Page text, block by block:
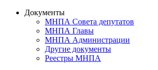
Документы
МНПА Совета депутатов
МНПА Главы
МНПА Администрации
Другие документы
Реестры МНПА